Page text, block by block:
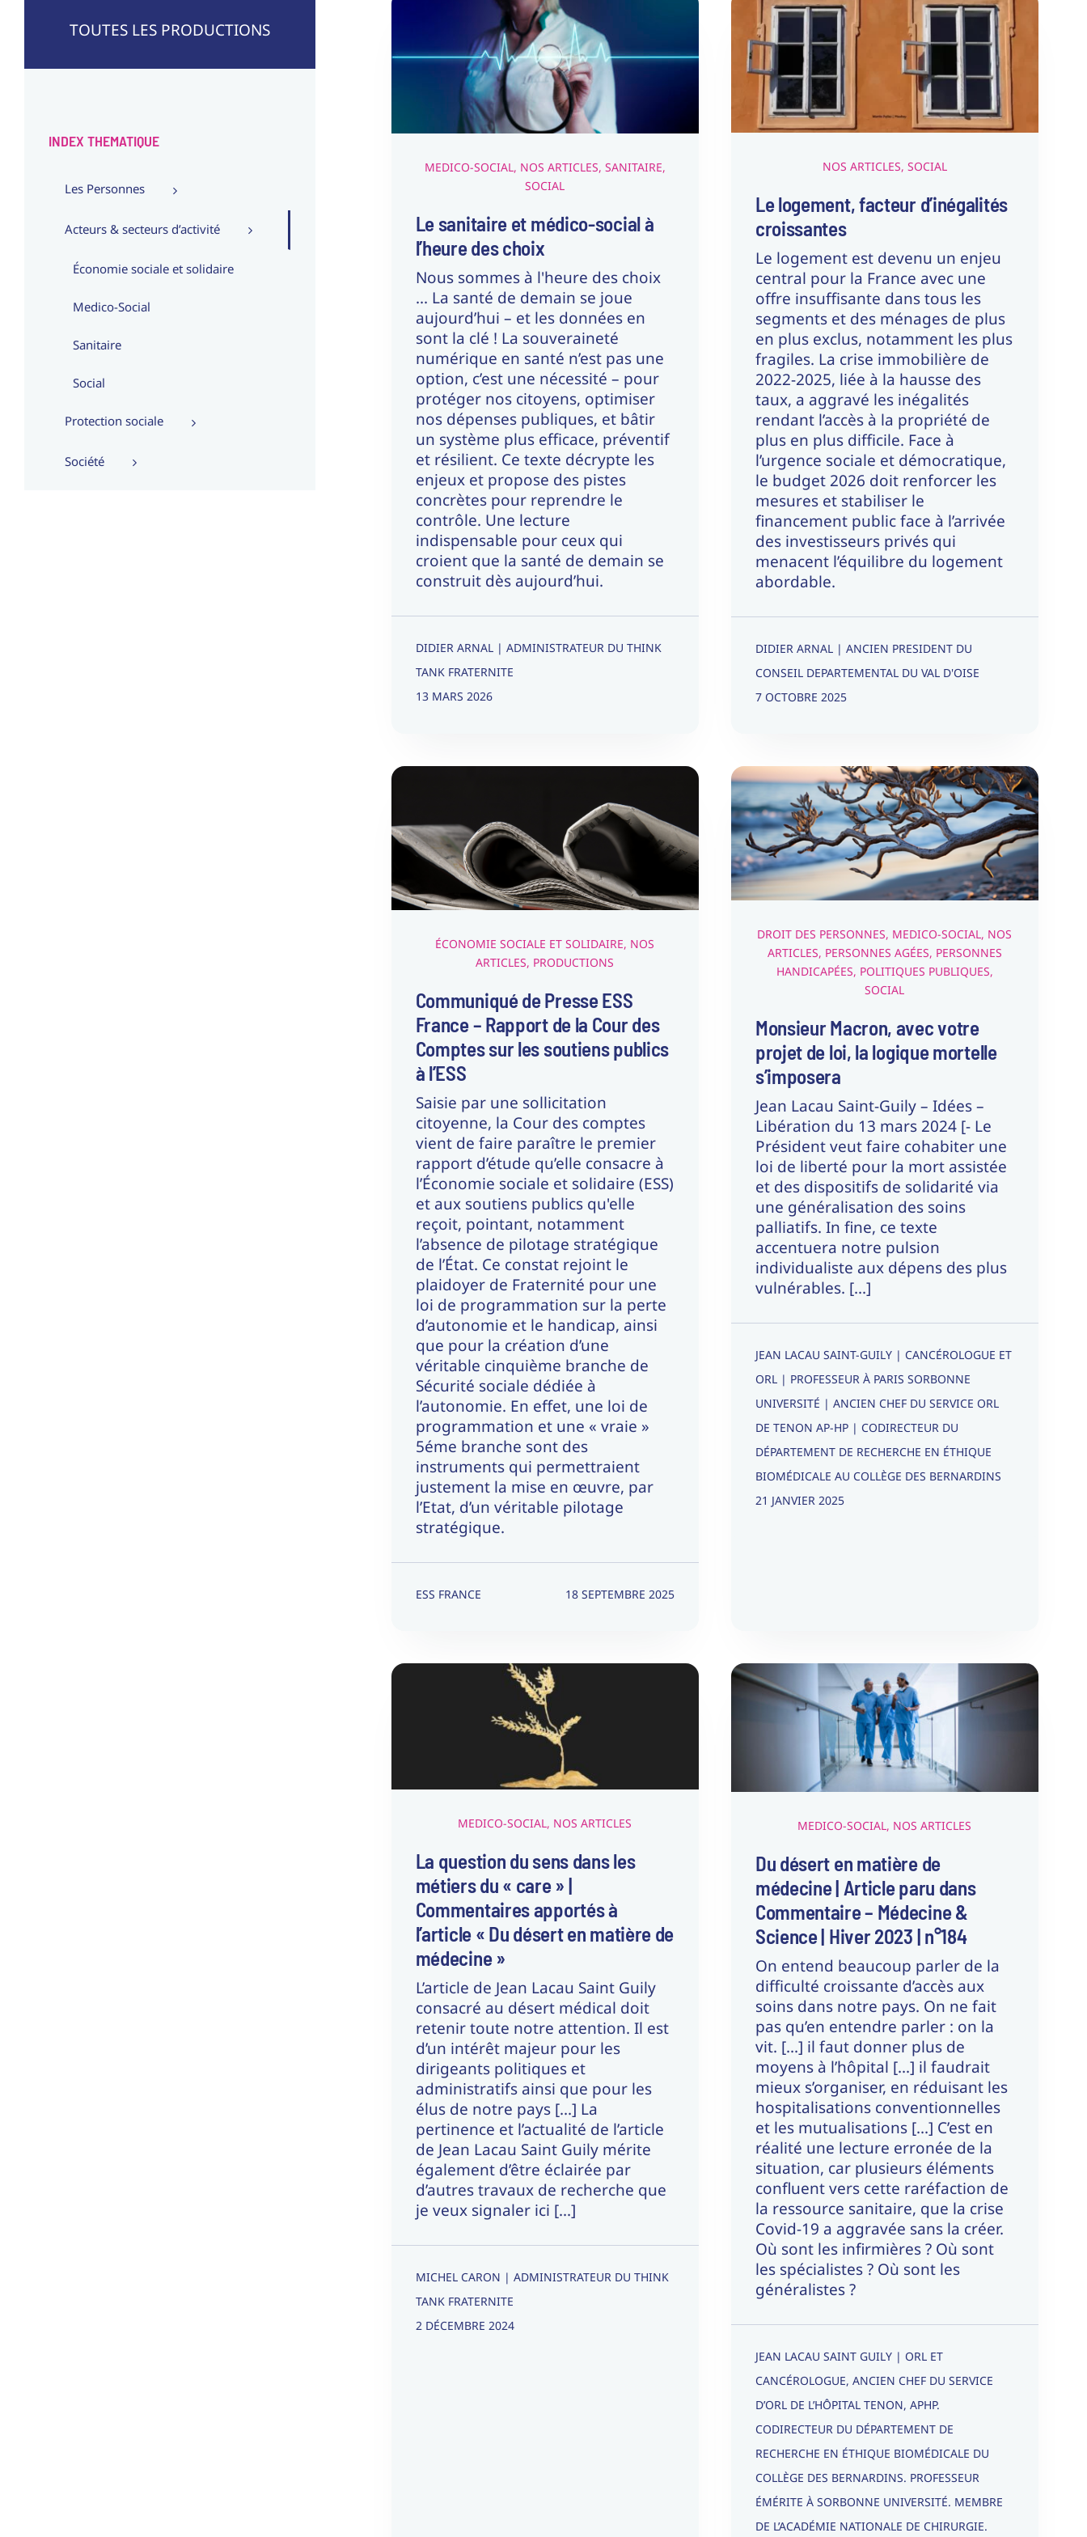
Le sanitaire et médico-
social à l’heure des choix
Medico-Social Nos articles Sanitaire
MEDICO-SOCIAL, NOS ARTICLES, SANITAIRE,
SOCIAL
Le sanitaire et médico-social à
l’heure des choix
Nous sommes à l'heure des choix
... La santé de demain se joue
aujourd’hui – et les données en
sont la clé ! La souveraineté
numérique en santé n’est pas une
option, c’est une nécessité – pour
protéger nos citoyens, optimiser
nos dépenses publiques, et bâtir
un système plus efficace, préventif
et résilient. Ce texte décrypte les
enjeux et propose des pistes
concrètes pour reprendre le
contrôle. Une lecture
indispensable pour ceux qui
croient que la santé de demain se
construit dès aujourd’hui.
DIDIER ARNAL | ADMINISTRATEUR DU THINK
TANK FRATERNITE
13 MARS 2026
Le logement, facteur
d’inégalités croissantes
Social
NOS ARTICLES, SOCIAL
Le logement, facteur d’inégalités
croissantes
Le logement est devenu un enjeu
central pour la France avec une
offre insuffisante dans tous les
segments et des ménages de plus
en plus exclus, notamment les plus
fragiles. La crise immobilière de
2022-2025, liée à la hausse des
taux, a aggravé les inégalités
rendant l’accès à la propriété de
plus en plus difficile. Face à
l’urgence sociale et démocratique,
le budget 2026 doit renforcer les
mesures et stabiliser le
financement public face à l’arrivée
des investisseurs privés qui
menacent l’équilibre du logement
abordable.
DIDIER ARNAL | ANCIEN PRESIDENT DU
CONSEIL DEPARTEMENTAL DU VAL D'OISE
7 OCTOBRE 2025
France – Rapport de la Cour
des Comptes sur les
soutiens publics à l’ESS
Économie sociale et solidaire Nos articles
Productions
ÉCONOMIE SOCIALE ET SOLIDAIRE, NOS
ARTICLES, PRODUCTIONS
Communiqué de Presse ESS
France – Rapport de la Cour des
Comptes sur les soutiens publics
à l’ESS
Saisie par une sollicitation
citoyenne, la Cour des comptes
vient de faire paraître le premier
rapport d’étude qu’elle consacre à
l’Économie sociale et solidaire (ESS)
et aux soutiens publics qu'elle
reçoit, pointant, notamment
l’absence de pilotage stratégique
de l’État. Ce constat rejoint le
plaidoyer de Fraternité pour une
loi de programmation sur la perte
d’autonomie et le handicap, ainsi
que pour la création d’une
véritable cinquième branche de
Sécurité sociale dédiée à
l’autonomie. En effet, une loi de
programmation et une « vraie »
5éme branche sont des
instruments qui permettraient
justement la mise en œuvre, par
l’Etat, d’un véritable pilotage
stratégique.
ESS FRANCE 18 SEPTEMBRE 2025
Monsieur Macron, avec votre
projet de loi, la logique
mortelle s’imposera
Droit des Personnes Medico-Social Nos articles
Personnes Agées
Personnes Handicapées
Politiques
publiques
Social
DROIT DES PERSONNES, MEDICO-SOCIAL, NOS
ARTICLES, PERSONNES AGÉES, PERSONNES
HANDICAPÉES, POLITIQUES PUBLIQUES,
SOCIAL
Monsieur Macron, avec votre
projet de loi, la logique mortelle
s’imposera
Jean Lacau Saint-Guily – Idées –
Libération du 13 mars 2024 [- Le
Président veut faire cohabiter une
loi de liberté pour la mort assistée
et des dispositifs de solidarité via
une généralisation des soins
palliatifs. In fine, ce texte
accentuera notre pulsion
individualiste aux dépens des plus
vulnérables. [...]
JEAN LACAU SAINT-GUILY | CANCÉROLOGUE ET
ORL | PROFESSEUR À PARIS SORBONNE
UNIVERSITÉ | ANCIEN CHEF DU SERVICE ORL
DE TENON AP-HP | CODIRECTEUR DU
DÉPARTEMENT DE RECHERCHE EN ÉTHIQUE
BIOMÉDICALE AU COLLÈGE DES BERNARDINS
21 JANVIER 2025
La question du sens dans les
métiers du « care » |
Commentaires apportés à
l’article « Du désert en
matière de médecine »
Medico-Social Nos articles
MEDICO-SOCIAL, NOS ARTICLES
La question du sens dans les
métiers du « care » |
Commentaires apportés à
l’article « Du désert en matière de
médecine »
L’article de Jean Lacau Saint Guily
consacré au désert médical doit
retenir toute notre attention. Il est
d’un intérêt majeur pour les
dirigeants politiques et
administratifs ainsi que pour les
élus de notre pays [...] La
pertinence et l’actualité de l’article
de Jean Lacau Saint Guily mérite
également d’être éclairée par
d’autres travaux de recherche que
je veux signaler ici [...]
MICHEL CARON | ADMINISTRATEUR DU THINK
TANK FRATERNITE
2 DÉCEMBRE 2024
Du désert en matière de
médecine | Article paru dans
Commentaire – Médecine &
Science | Hiver 2023 | n°184
Medico-Social Nos articles
MEDICO-SOCIAL, NOS ARTICLES
Du désert en matière de
médecine | Article paru dans
Commentaire – Médecine &
Science | Hiver 2023 | n°184
On entend beaucoup parler de la
difficulté croissante d’accès aux
soins dans notre pays. On ne fait
pas qu’en entendre parler : on la
vit. [...] il faut donner plus de
moyens à l’hôpital [...] il faudrait
mieux s’organiser, en réduisant les
hospitalisations conventionnelles
et les mutualisations [...] C’est en
réalité une lecture erronée de la
situation, car plusieurs éléments
confluent vers cette raréfaction de
la ressource sanitaire, que la crise
Covid-19 a aggravée sans la créer.
Où sont les infirmières ? Où sont
les spécialistes ? Où sont les
généralistes ?
JEAN LACAU SAINT GUILY | ORL ET
CANCÉROLOGUE, ANCIEN CHEF DU SERVICE
D’ORL DE L’HÔPITAL TENON, APHP.
CODIRECTEUR DU DÉPARTEMENT DE
RECHERCHE EN ÉTHIQUE BIOMÉDICALE DU
COLLÈGE DES BERNARDINS. PROFESSEUR
ÉMÉRITE À SORBONNE UNIVERSITÉ. MEMBRE
DE L’ACADÉMIE NATIONALE DE CHIRURGIE.
TOUTES LES PRODUCTIONS
INDEX THEMATIQUE
Les Personnes
Acteurs & secteurs d’activité
Économie sociale et solidaire
Medico-Social
Sanitaire
Social
Protection sociale
Société